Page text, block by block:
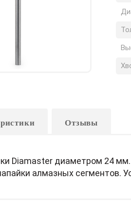
Отзывы
Diamaster диаметром 24
алмазных сегментов.